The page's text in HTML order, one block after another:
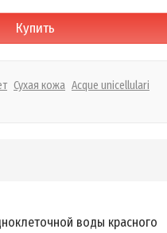
Купить
Сухая кожа Acque unicellulari
воды красного